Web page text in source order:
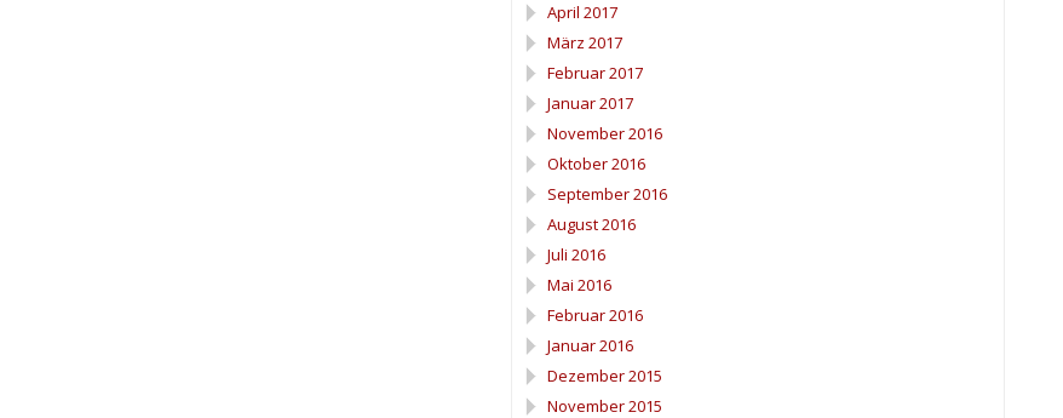
April 2017
März 2017
Februar 2017
Januar 2017
November 2016
Oktober 2016
September 2016
August 2016
Juli 2016
Mai 2016
Februar 2016
Januar 2016
Dezember 2015
November 2015